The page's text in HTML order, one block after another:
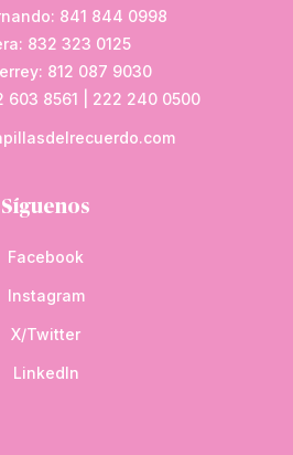
841 844 0998
832 323 0125
812 087 9030
603 8561 | 222 240 0500
Síguenos
Facebook
Instagram
X/Twitter
LinkedIn